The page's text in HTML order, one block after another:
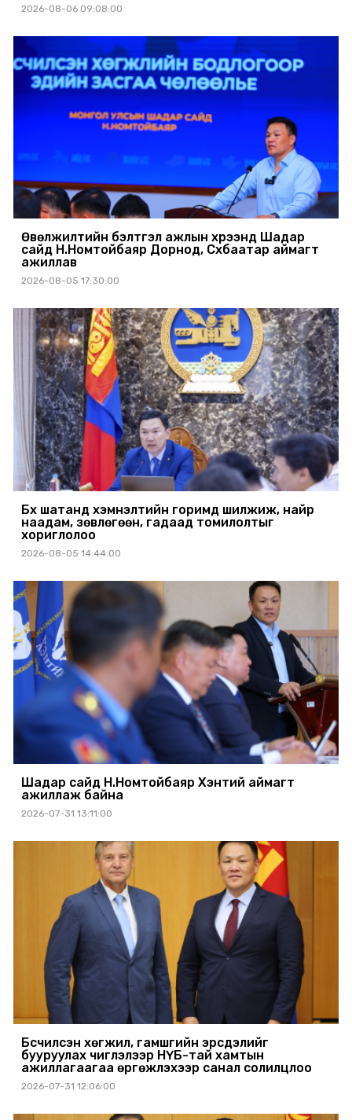
2026-08-06 09:08:00
Өвөлжилтийн бэлтгэл ажлын хүрээнд Шадар
сайд Н.Номтойбаяр Дорнод, Сүхбаатар аймагт
ажиллав
2026-08-05 17:30:00
Бүх шатанд хэмнэлтийн горимд шилжиж, найр
наадам, зөвлөгөөн, гадаад томилолтыг
хориглолоо
2026-08-05 14:44:00
Шадар сайд Н.Номтойбаяр Хэнтий аймагт
ажиллаж байна
2026-07-31 13:11:00
Бүсчилсэн хөгжил, гамшгийн эрсдэлийг
бууруулах чиглэлээр НҮБ-тай хамтын
ажиллагаагаа өргөжүүлэхээр санал солилцлоо
2026-07-31 12:06:00